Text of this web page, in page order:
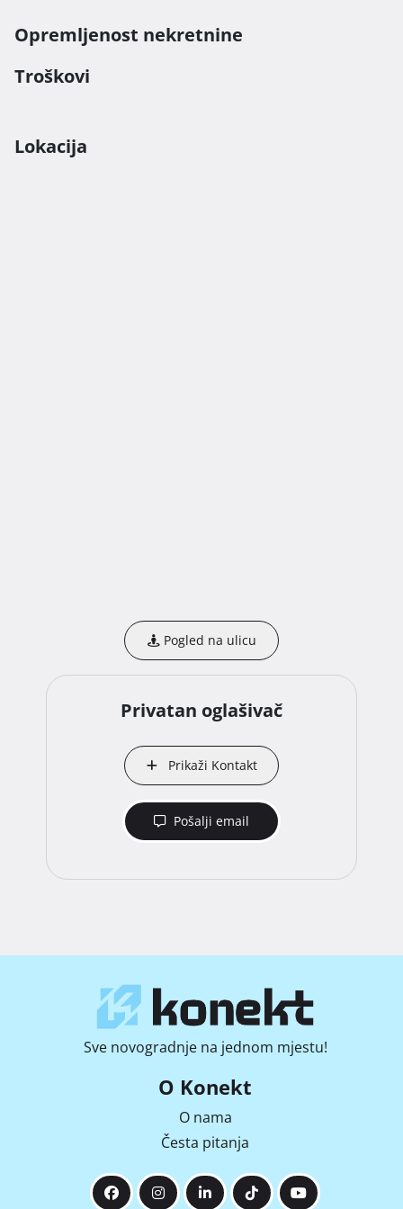
Opremljenost nekretnine
Troškovi
Lokacija
Pogled na ulicu
Privatan oglašivač
Prikaži Kontakt
Pošalji email
Sve novogradnje na jednom mjestu!
O Konekt
O nama
Česta pitanja